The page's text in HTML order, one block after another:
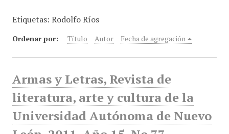
Etiquetas: Rodolfo Ríos
Ordenar por: Título Autor Fecha de agregación
Armas y Letras, Revista de
literatura, arte y cultura de la
Universidad Autónoma de Nuevo